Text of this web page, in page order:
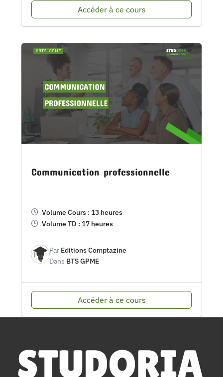
Accéder à ce cours
Communication professionnelle
Volume Cours : 13 heures
Volume TD : 17 heures
Par Editions Comptazine
Dans BTS GPME
Accéder à ce cours